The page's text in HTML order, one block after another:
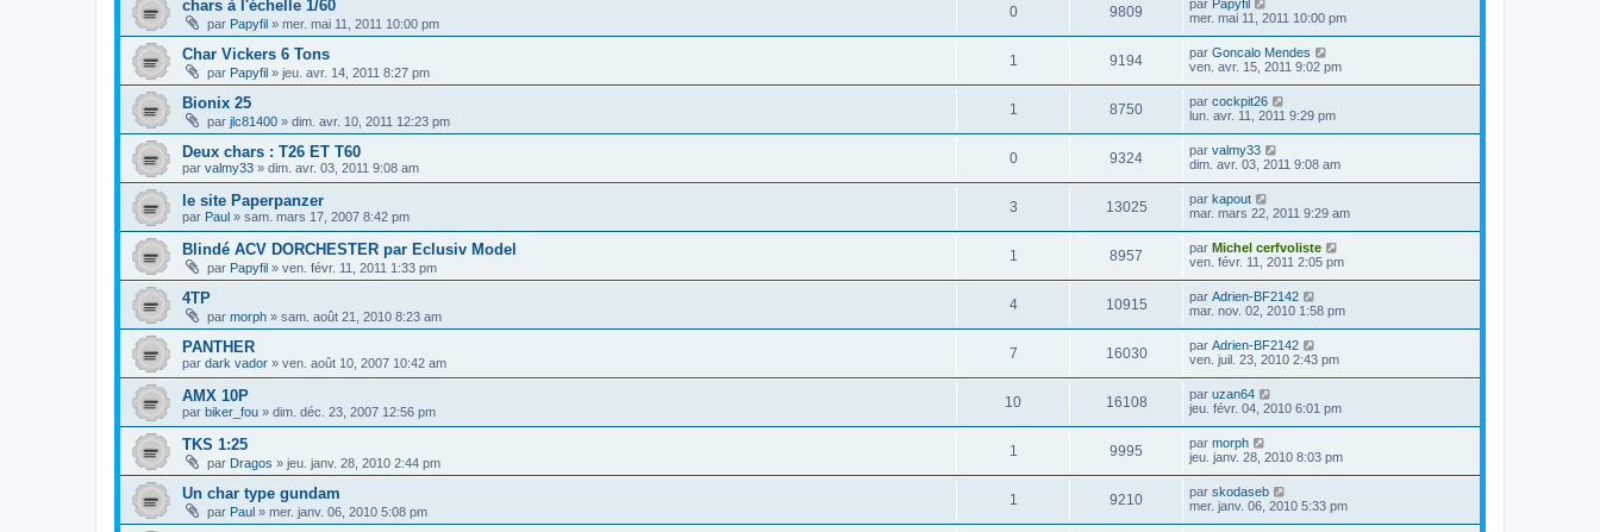
chars à l'échelle 1/60
par Papyfil » mer. mai 11, 2011 10:00 pm
0 9809 par Papyfil
mer. mai 11, 2011 10:00 pm
Char Vickers 6 Tons
par Papyfil » jeu. avr. 14, 2011 8:27 pm
1 9194 par Goncalo Mendes
ven. avr. 15, 2011 9:02 pm
Bionix 25
par jlc81400 » dim. avr. 10, 2011 12:23 pm
1 8750 par cockpit26
lun. avr. 11, 2011 9:29 pm
Deux chars : T26 ET T60
par valmy33 » dim. avr. 03, 2011 9:08 am
0 9324 par valmy33
dim. avr. 03, 2011 9:08 am
le site Paperpanzer
par Paul » sam. mars 17, 2007 8:42 pm
3 13025 par kapout
mar. mars 22, 2011 9:29 am
Blindé ACV DORCHESTER par Eclusiv Model
par Papyfil » ven. févr. 11, 2011 1:33 pm
1 8957 par Michel cerfvoliste
ven. févr. 11, 2011 2:05 pm
4TP
par morph » sam. août 21, 2010 8:23 am
4 10915 par Adrien-BF2142
mar. nov. 02, 2010 1:58 pm
PANTHER
par dark vador » ven. août 10, 2007 10:42 am
7 16030 par Adrien-BF2142
ven. juil. 23, 2010 2:43 pm
AMX 10P
par biker_fou » dim. déc. 23, 2007 12:56 pm
10 16108 par uzan64
jeu. févr. 04, 2010 6:01 pm
TKS 1:25
par Dragos » jeu. janv. 28, 2010 2:44 pm
1 9995 par morph
jeu. janv. 28, 2010 8:03 pm
Un char type gundam
par Paul » mer. janv. 06, 2010 5:08 pm
1 9210 par skodaseb
mer. janv. 06, 2010 5:33 pm